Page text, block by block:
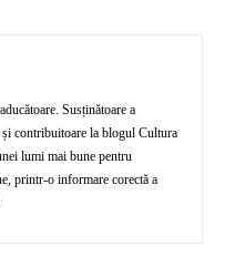
Susținătoare a
contribuitoare la blogul Cultura
lumi mai bune pentru
printr-o informare corectă a